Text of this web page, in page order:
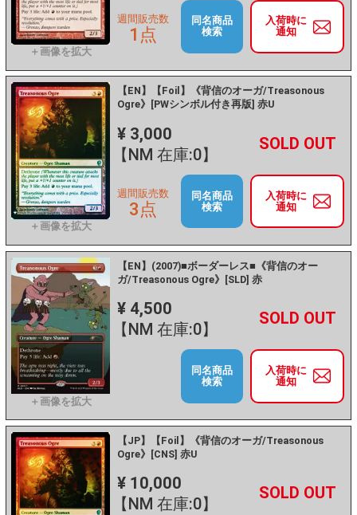
入荷時に
通知
週間販売数
1点
同名商品
検索
【EN】【Foil】《背信のオーガ/Treasonous
Ogre》[PWシンボル付き再版] 赤U
¥ 3,000
【NM 在庫:0】
－ +
入荷時に
通知
週間販売数
3点
同名商品
検索
【EN】(2007)■ボーダーレス■《背信のオー
ガ/Treasonous Ogre》[SLD] 赤
¥ 4,500
【NM 在庫:0】
－ +
入荷時に
通知
同名商品
検索
【JP】【Foil】《背信のオーガ/Treasonous
Ogre》[CNS] 赤U
¥ 10,000
【NM 在庫:0】
－ +